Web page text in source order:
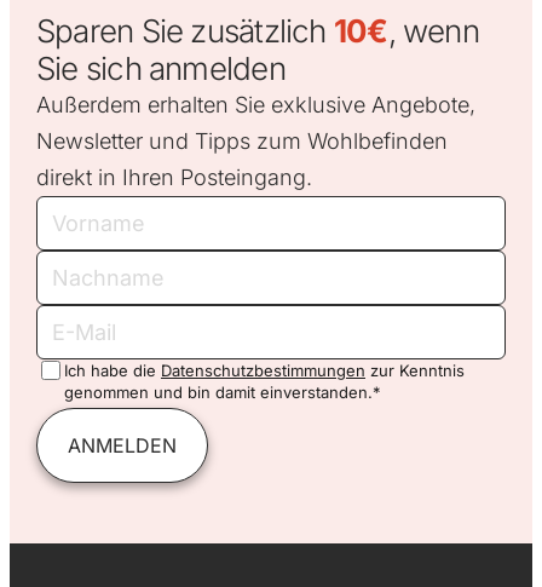
Sparen Sie zusätzlich 10€, wenn
Sie sich anmelden
Außerdem erhalten Sie exklusive Angebote,
Newsletter und Tipps zum Wohlbefinden
direkt in Ihren Posteingang.
Vorname
Nachname
E-
Mail
Ich habe die Datenschutzbestimmungen zur Kenntnis
genommen und bin damit einverstanden.*
ANMELDEN